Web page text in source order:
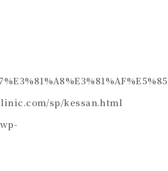
sp/kessan.html